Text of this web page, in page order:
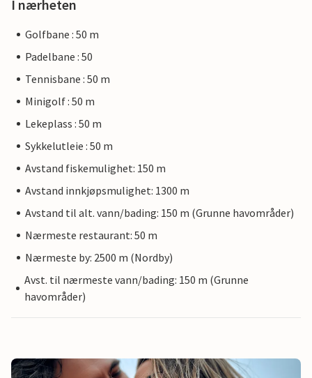
I nærheten
Golfbane : 50 m
Padelbane : 50
Tennisbane : 50 m
Minigolf : 50 m
Lekeplass : 50 m
Sykkelutleie : 50 m
Avstand fiskemulighet: 150 m
Avstand innkjøpsmulighet: 1300 m
Avstand til alt. vann/bading: 150 m (Grunne havområder)
Nærmeste restaurant: 50 m
Nærmeste by: 2500 m (Nordby)
Avst. til nærmeste vann/bading: 150 m (Grunne
havområder)